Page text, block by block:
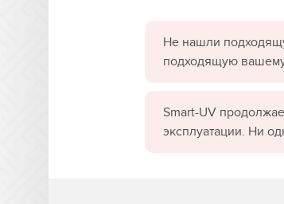
Не нашли
подходящую
Smart-UV
эксплуатации. Ни